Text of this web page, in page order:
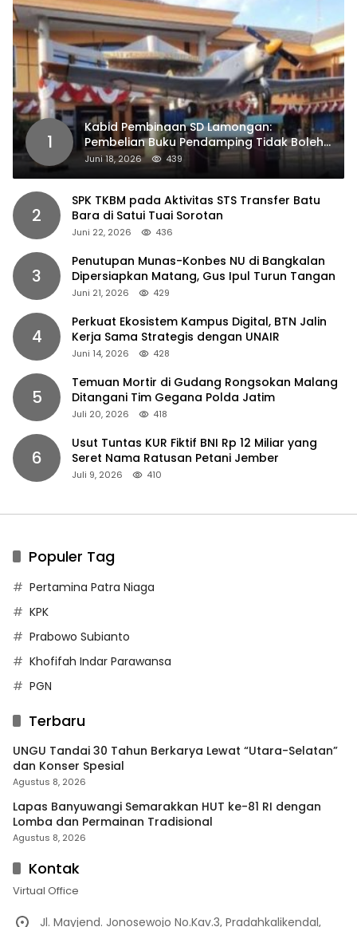
1
Kabid Pembinaan SD Lamongan:
Pembelian Buku Pendamping Tidak Boleh
Dipaksakan
Juni 18, 2026 439
2
SPK TKBM pada Aktivitas STS Transfer Batu
Bara di Satui Tuai Sorotan
Juni 22, 2026 436
3
Penutupan Munas-Konbes NU di Bangkalan
Dipersiapkan Matang, Gus Ipul Turun Tangan
Juni 21, 2026 429
4
Perkuat Ekosistem Kampus Digital, BTN Jalin
Kerja Sama Strategis dengan UNAIR
Juni 14, 2026 428
5
Temuan Mortir di Gudang Rongsokan Malang
Ditangani Tim Gegana Polda Jatim
Juli 20, 2026 418
6
Usut Tuntas KUR Fiktif BNI Rp 12 Miliar yang
Seret Nama Ratusan Petani Jember
Juli 9, 2026 410
Populer Tag
Pertamina Patra Niaga
KPK
Prabowo Subianto
Khofifah Indar Parawansa
PGN
Terbaru
UNGU Tandai 30 Tahun Berkarya Lewat “Utara-Selatan”
dan Konser Spesial
Agustus 8, 2026
Lapas Banyuwangi Semarakkan HUT ke-81 RI dengan
Lomba dan Permainan Tradisional
Agustus 8, 2026
Kontak
Virtual Office
Jl. Mayjend. Jonosewojo No.Kav.3, Pradahkalikendal,